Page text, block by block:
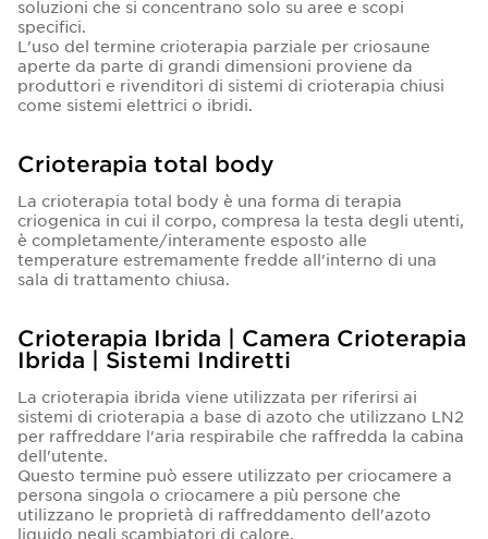
soluzioni che si concentrano solo su aree e scopi
specifici.
L'uso del termine crioterapia parziale per criosaune
aperte da parte di grandi dimensioni proviene da
produttori e rivenditori di sistemi di crioterapia chiusi
come sistemi elettrici o ibridi.
Crioterapia total body
La crioterapia total body è una forma di terapia
criogenica in cui il corpo, compresa la testa degli utenti,
è completamente/interamente esposto alle
temperature estremamente fredde all'interno di una
sala di trattamento chiusa.
Crioterapia Ibrida | Camera Crioterapia
Ibrida | Sistemi Indiretti
La crioterapia ibrida viene utilizzata per riferirsi ai
sistemi di crioterapia a base di azoto che utilizzano LN2
per raffreddare l'aria respirabile che raffredda la cabina
dell'utente.
Questo termine può essere utilizzato per criocamere a
persona singola o criocamere a più persone che
utilizzano le proprietà di raffreddamento dell'azoto
liquido negli scambiatori di calore.